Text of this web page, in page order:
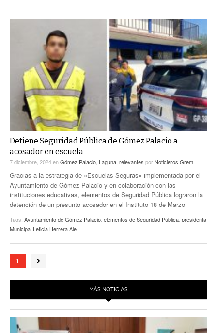
Detiene Seguridad Pública de Gómez Palacio a
acosador en escuela
7 diciembre, 2024enGómez Palacio Laguna relevantes porNoticieros Grem
Gracias a la estrategia de «Escuelas Seguras» implementada por el
Ayuntamiento de Gómez Palacio y en colaboración con las
instituciones educativas, elementos de Seguridad Pública lograron la
detención de un presunto acosador en el Instituto 18 de Marzo.
Tags: Ayuntamiento de Gómez Palacio elementos de Seguridad Pública presidenta
Municipal Leticia Herrera Ale
1
MÁS NOTICIAS